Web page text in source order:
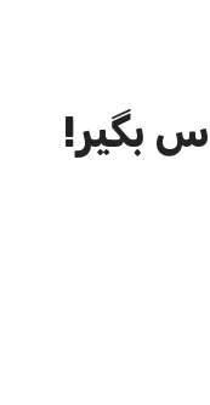
بگیر!